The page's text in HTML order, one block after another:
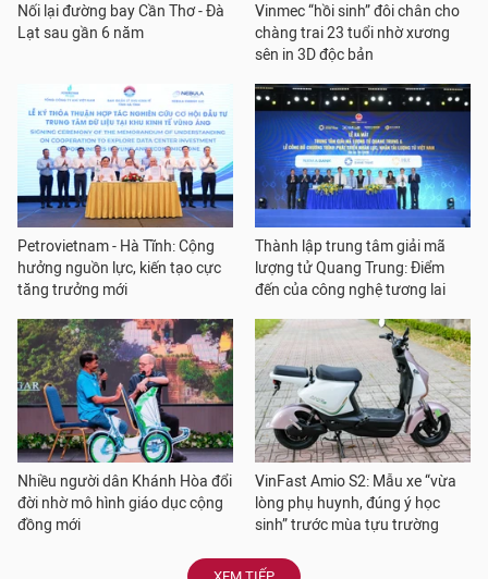
Nối lại đường bay Cần Thơ - Đà
Lạt sau gần 6 năm
Vinmec “hồi sinh” đôi chân cho
chàng trai 23 tuổi nhờ xương
sên in 3D độc bản
Petrovietnam - Hà Tĩnh: Cộng
hưởng nguồn lực, kiến tạo cực
tăng trưởng mới
Thành lập trung tâm giải mã
lượng tử Quang Trung: Điểm
đến của công nghệ tương lai
Nhiều người dân Khánh Hòa đổi
đời nhờ mô hình giáo dục cộng
đồng mới
VinFast Amio S2: Mẫu xe “vừa
lòng phụ huynh, đúng ý học
sinh” trước mùa tựu trường